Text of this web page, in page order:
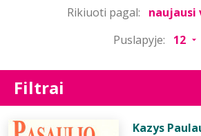
Rikiuoti pagal:
Puslapyje:
Filtrai
Kazys